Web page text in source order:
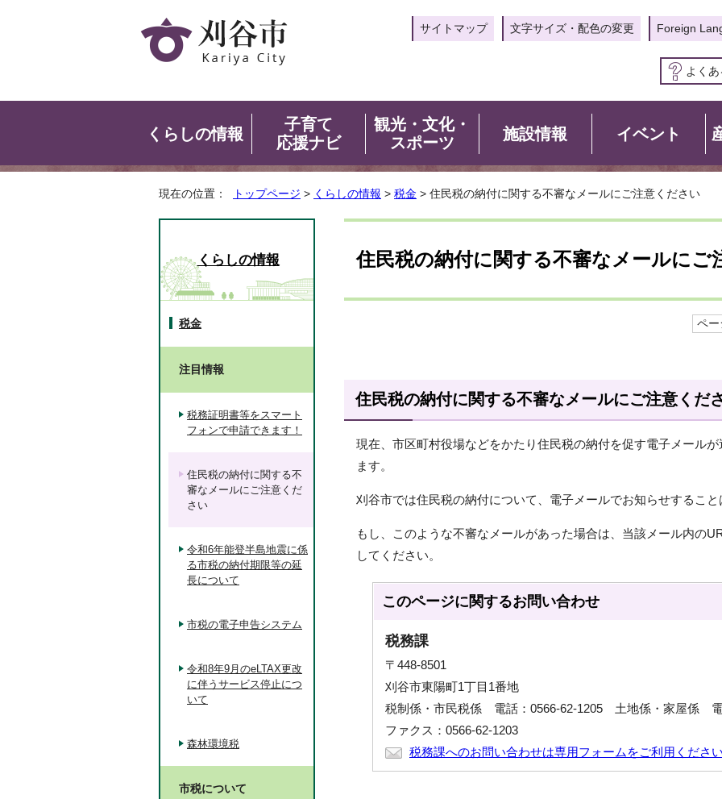
サイトマップ 文字サイズ・配色の変更 Foreign
よく
くらしの情報
子育て
応援ナビ
観光・文化・
スポーツ
施設情報 イベント
現在の位置： トップページ > くらしの情報 > 税金 > 住民税の納付に関する不審なメールにご注意ください
住民税の納付に関する不審なメールにご
ペ
住民税の納付に関する不審なメールにご注意くだ
現在、市区町村役場などをかたり住民税の納付を促す電子メール
ます。
刈谷市では住民税の納付について、電子メールでお知らせするこ
もし、このような不審なメールがあった場合は、当該メール内の
してください。
このページに関するお問い合わせ
税務課
〒448-8501
刈谷市東陽町1丁目1番地
税制係・市民税係 電話：0566-62-1205 土地係・家屋係 電
ファクス：0566-62-1203
税務課へのお問い合わせは専用フォームをご利用くださ
くらしの情報
税金
注目情報
税務証明書等をスマート
フォンで申請できます！
住民税の納付に関する不
審なメールにご注意くだ
さい
令和6年能登半島地震に係
る市税の納付期限等の延
長について
市税の電子申告システム
令和8年9月のeLTAX更改
に伴うサービス停止につ
いて
森林環境税
市税について